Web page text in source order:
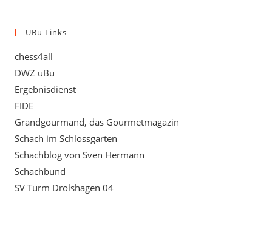
UBu Links
chess4all
DWZ uBu
Ergebnisdienst
FIDE
Grandgourmand, das Gourmetmagazin
Schach im Schlossgarten
Schachblog von Sven Hermann
Schachbund
SV Turm Drolshagen 04